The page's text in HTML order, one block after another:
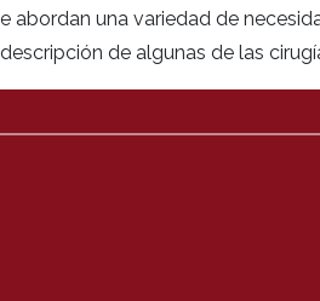
abordan una variedad de
de algunas de las